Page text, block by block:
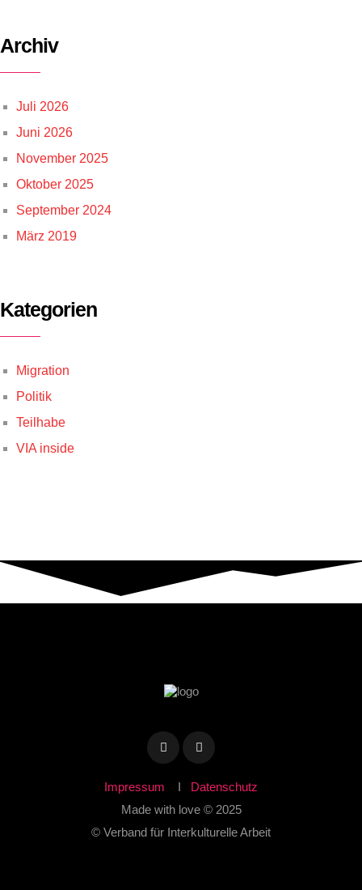
Archiv
Juli 2026
Juni 2026
November 2025
Oktober 2025
September 2024
März 2019
Kategorien
Migration
Politik
Teilhabe
VIA inside
Impressum I Datenschutz
Made with love © 2025
© Verband für Interkulturelle Arbeit